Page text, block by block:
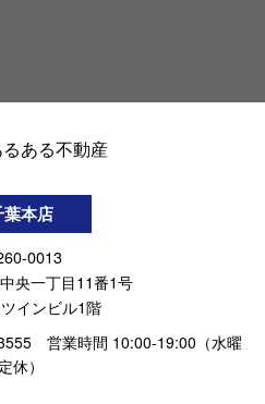
葉本店
0013
央一丁目11番1号
インビル1階